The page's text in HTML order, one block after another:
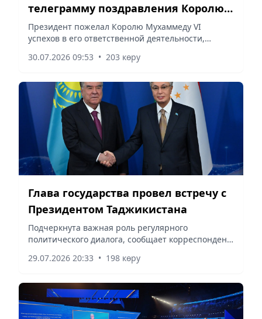
телеграмму поздравления Королю
Марокко
Президент пожелал Королю Мухаммеду VI
успехов в его ответственной деятельности,
30.07.2026 09:53 • 203 көру
Глава государства провел встречу с
Президентом Таджикистана
Подчеркнута важная роль регулярного
политического диалога, сообщает корреспондент
29.07.2026 20:33 • 198 көру